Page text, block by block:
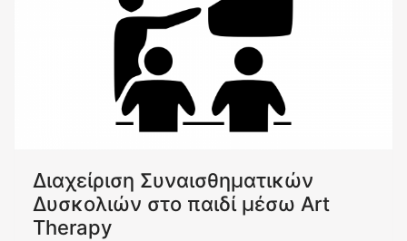
Διαχείριση Συναισθηματικών
Δυσκολιών στο παιδί μέσω Art
Therapy